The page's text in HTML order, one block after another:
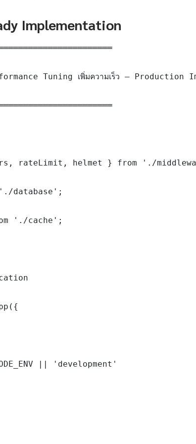
Implementation
Tuning เพิ่มความเร็ว — Production
rateLimit, helmet } from './
database';
'./cache';
|| 'development'